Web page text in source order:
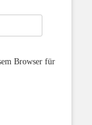
Browser für